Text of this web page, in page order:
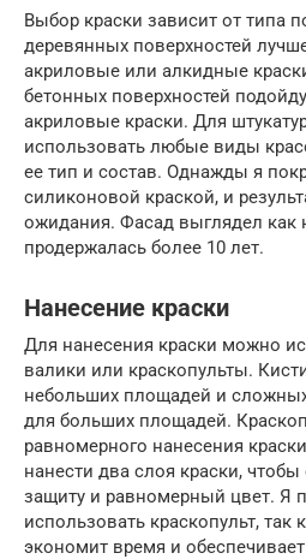
Выбор краски зависит от типа
деревянных поверхностей
акриловые или алкидные
бетонных поверхностей
акриловые краски. Для
использовать любые виды
ее тип и состав. Однажды я
силиконовой краской, и
ожидания. Фасад выглядел как
продержалась более 10 лет.
Нанесение краски
Для нанесения краски можно
валики или краскопульты.
небольших площадей и
для больших площадей.
равномерного нанесения
нанести два слоя краски,
защиту и равномерный цвет. Я
использовать краскопульт, так
экономит время и